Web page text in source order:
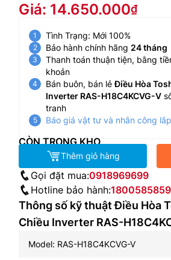
Giá: 14.650.000
Tình Trạng: Mới 100%
Bảo hành chính hãng 24 tháng
Thanh toán thuận tiện, bằng
khoản
Bán buôn, bán lẻĐiều Hòa
Inverter RAS-H18C4KCVG-V
tranh
Báo giá vật tư và nhân công
CÒN TRONG KHO
Thêm giỏ hàng
Gọi đặt mua:0918969699
Hotline bảo hành:1800585859
Thông số kỹ thuật Điều Hòa
Chiều Inverter RAS-
Model: RAS-H18C4KCVG-V